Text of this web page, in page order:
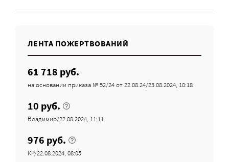
ЛЕНТА ПОЖЕРТВОВАНИЙ
61 718 руб.
на основании приказа № 52/24 от 22.08.24/23.08.2024, 10:18
10 руб.
Владимир/22.08.2024, 11:11
976 руб.
КР/22.08.2024, 08:05